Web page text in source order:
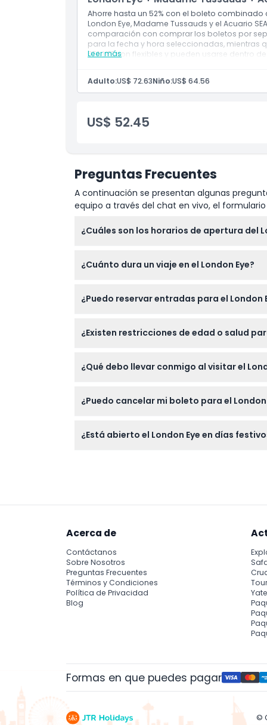
Ahorre hasta un 52% con el boleto
London Eye, Madame Tussauds y el Acuario
comparación con comprar los boletos por
para la fecha y hora seleccionadas, mientras
SEA LIFE son flexibles y pueden usarse dentro
Leer más
Adulto:US$ 72.63Niño:US$ 64.56
US$ 52.45
Preguntas Frecuentes
A continuación se presentan algunas
equipo a través del chat en vivo, el
¿Cuáles son los horarios de apertura del
horarios extendidos, de 10:00 a 20:30
¿Cuánto dura un viaje en el London Eye?
de Londres.
¿Puedo reservar entradas para el London
verificar la disponibilidad al instante.
¿Existen restricciones de edad o salud
gran altura es cómoda para usted.
¿Qué debo llevar conmigo al visitar el
impresionantes vistas de la ciudad.
¿Puedo cancelar mi boleto para el
planes de viaje estén confirmados antes
¿Está abierto el London Eye en días
Acerca de
Contáctanos
Sobre Nosotros
Preguntas Frecuentes
Términos y Condiciones
Política de Privacidad
Blog
Formas en que puedes pagar
©